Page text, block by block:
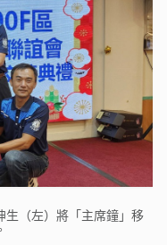
（左）將「主席鐘」移